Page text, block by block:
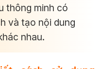
thông minh có
và tạo nội dung
nhau.